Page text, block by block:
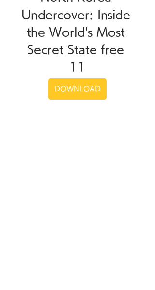
Undercover: Inside
the World's Most
Secret State free
11
DOWNLOAD